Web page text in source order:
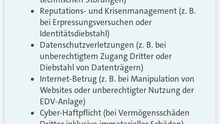
Reputations- und Krisenmanagement (z. B.
bei Erpressungsversuchen oder
Identitätsdiebstahl)
Datenschutzverletzungen (z. B. bei
unberechtigtem Zugang Dritter oder
Diebstahl von Datenträgern)
Internet-Betrug (z. B. bei Manipulation von
Websites oder unberechtigter Nutzung der
EDV-Anlage)
Cyber-Haftpflicht (bei Vermögensschäden